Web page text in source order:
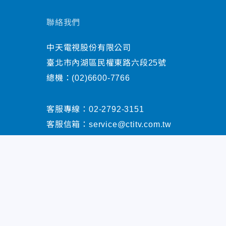
聯絡我們
中天電視股份有限公司
臺北市內湖區民權東路六段25號
總機： (02)6600-7766
客服專線： 02-2792-3151
客服信箱： service@ctitv.com.tw